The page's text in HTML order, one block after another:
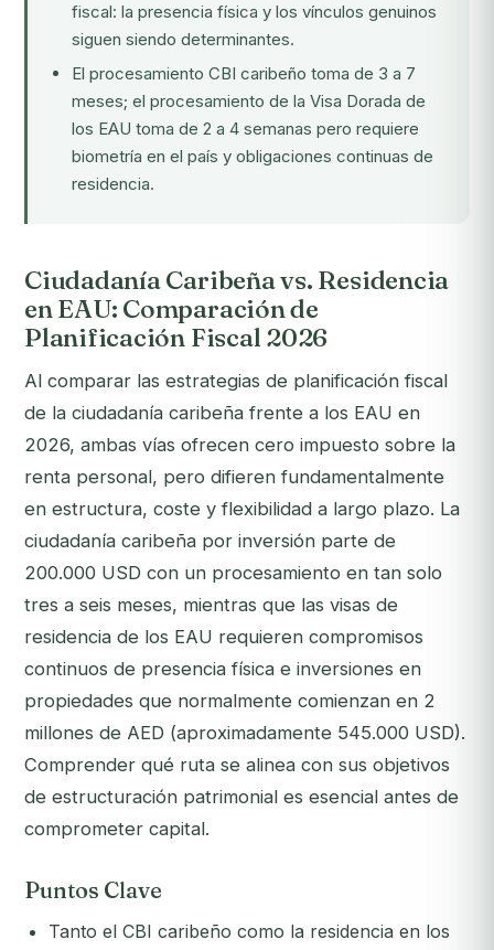
fiscal: la presencia física y los vínculos genuinos
siguen siendo determinantes.
El procesamiento CBI caribeño toma de 3 a 7
meses; el procesamiento de la Visa Dorada de
los EAU toma de 2 a 4 semanas pero requiere
biometría en el país y obligaciones continuas de
residencia.
Ciudadanía Caribeña vs. Residencia
en EAU: Comparación de
Planificación Fiscal 2026
Al comparar las estrategias de planificación fiscal
de la ciudadanía caribeña frente a los EAU en
2026, ambas vías ofrecen cero impuesto sobre la
renta personal, pero difieren fundamentalmente
en estructura, coste y flexibilidad a largo plazo. La
ciudadanía caribeña por inversión parte de
200.000 USD con un procesamiento en tan solo
tres a seis meses, mientras que las visas de
residencia de los EAU requieren compromisos
continuos de presencia física e inversiones en
propiedades que normalmente comienzan en 2
millones de AED (aproximadamente 545.000 USD).
Comprender qué ruta se alinea con sus objetivos
de estructuración patrimonial es esencial antes de
comprometer capital.
Puntos Clave
Tanto el CBI caribeño como la residencia en los